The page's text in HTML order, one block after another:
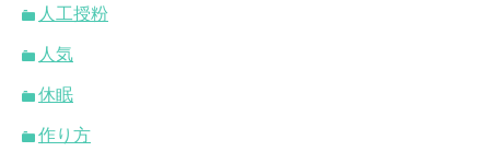
人工授粉
人気
休眠
作り方